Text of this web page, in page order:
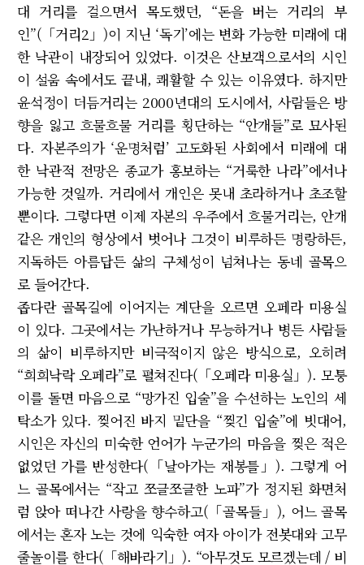
대 거리를 걸으면서 목도했던, “돈을 버는 거리의 부
인”(「거리2」)이 지닌 ‘독기’에는 변화 가능한 미래에 대
한 낙관이 내장되어 있었다. 이것은 산보객으로서의 시인
이 설움 속에서도 끝내, 쾌활할 수 있는 이유였다. 하지만
윤석정이 더듬거리는 2000년대의 도시에서, 사람들은 방
향을 잃고 흐물흐물 거리를 횡단하는 “안개들”로 묘사된
다. 자본주의가 ‘운명처럼’ 고도화된 사회에서 미래에 대
한 낙관적 전망은 종교가 홍보하는 “거룩한 나라”에서나
가능한 것일까. 거리에서 개인은 못내 초라하거나 초조할
뿐이다. 그렇다면 이제 자본의 우주에서 흐물거리는, 안개
같은 개인의 형상에서 벗어나 그것이 비루하든 명랑하든,
지독하든 아름답든 삶의 구체성이 넘쳐나는 동네 골목으
로 들어간다.
좁다란 골목길에 이어지는 계단을 오르면 오페라 미용실
이 있다. 그곳에서는 가난하거나 무능하거나 병든 사람들
의 삶이 비루하지만 비극적이지 않은 방식으로, 오히려
“희희낙락 오페라”로 펼쳐진다(「오페라 미용실」). 모퉁
이를 돌면 마음으로 “망가진 입술”을 수선하는 노인의 세
탁소가 있다. 찢어진 바지 밑단을 “찢긴 입술”에 빗대어,
시인은 자신의 미숙한 언어가 누군가의 마음을 찢은 적은
없었던 가를 반성한다(「날아가는 재봉틀」). 그렇게 어
느 골목에서는 “작고 쪼글쪼글한 노파”가 정지된 화면처
럼 앉아 떠나간 사랑을 향수하고(「골목들」), 어느 골목
에서는 혼자 노는 것에 익숙한 여자 아이가 전봇대와 고무
줄놀이를 한다(「해바라기」). “아무것도 모르겠는데 / 비